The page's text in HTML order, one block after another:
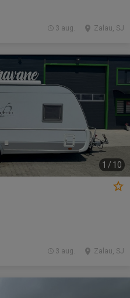
Zalau, SJ
3 aug.
1 / 10
Zalau, SJ
3 aug.